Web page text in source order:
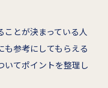
とが決まっている人
参考にしてもらえる
いてポイントを整理し